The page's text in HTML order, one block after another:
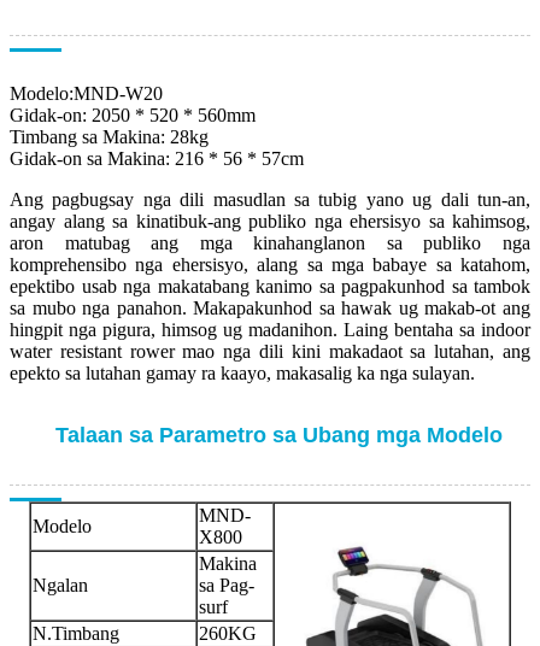
Modelo:MND-W20
Gidak-on: 2050 * 520 * 560mm
Timbang sa Makina: 28kg
Gidak-on sa Makina: 216 * 56 * 57cm
Ang pagbugsay nga dili masudlan sa tubig yano ug dali tun-an,
angay alang sa kinatibuk-ang publiko nga ehersisyo sa kahimsog,
aron matubag ang mga kinahanglanon sa publiko nga
komprehensibo nga ehersisyo, alang sa mga babaye sa katahom,
epektibo usab nga makatabang kanimo sa pagpakunhod sa tambok
sa mubo nga panahon. Makapakunhod sa hawak ug makab-ot ang
hingpit nga pigura, himsog ug madanihon. Laing bentaha sa indoor
water resistant rower mao nga dili kini makadaot sa lutahan, ang
epekto sa lutahan gamay ra kaayo, makasalig ka nga sulayan.
Talaan sa Parametro sa Ubang mga Modelo
Modelo
MND-
X800
Ngalan
Makina
sa Pag-
surf
N.Timbang
260KG